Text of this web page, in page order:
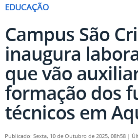
EDUCAÇÃO
Campus São
inaugura
que vão
formação dos
técnicos em
Publicado: Sexta, 10 de Outubro de 2025, 08h58 |